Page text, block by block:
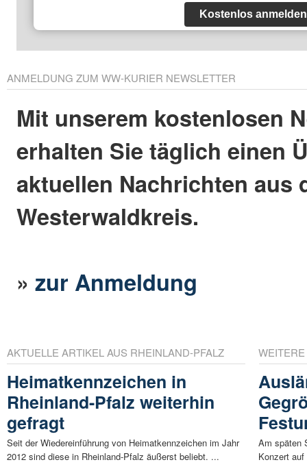
Kostenlos anmelden
ANMELDUNG ZUM WW-KURIER NEWSLETTER
Mit unserem kostenlosen
erhalten Sie täglich einen
aktuellen Nachrichten aus
Westerwaldkreis.
»zur Anmeldung
AKTUELLE ARTIKEL AUS RHEINLAND-PFALZ
Heimatkennzeichen in
Rheinland-Pfalz weiterhin
gefragt
Seit der Wiedereinführung von Heimatkennzeichen im Jahr
2012 sind diese in Rheinland-Pfalz äußerst beliebt. ...
Am späten
Konzert